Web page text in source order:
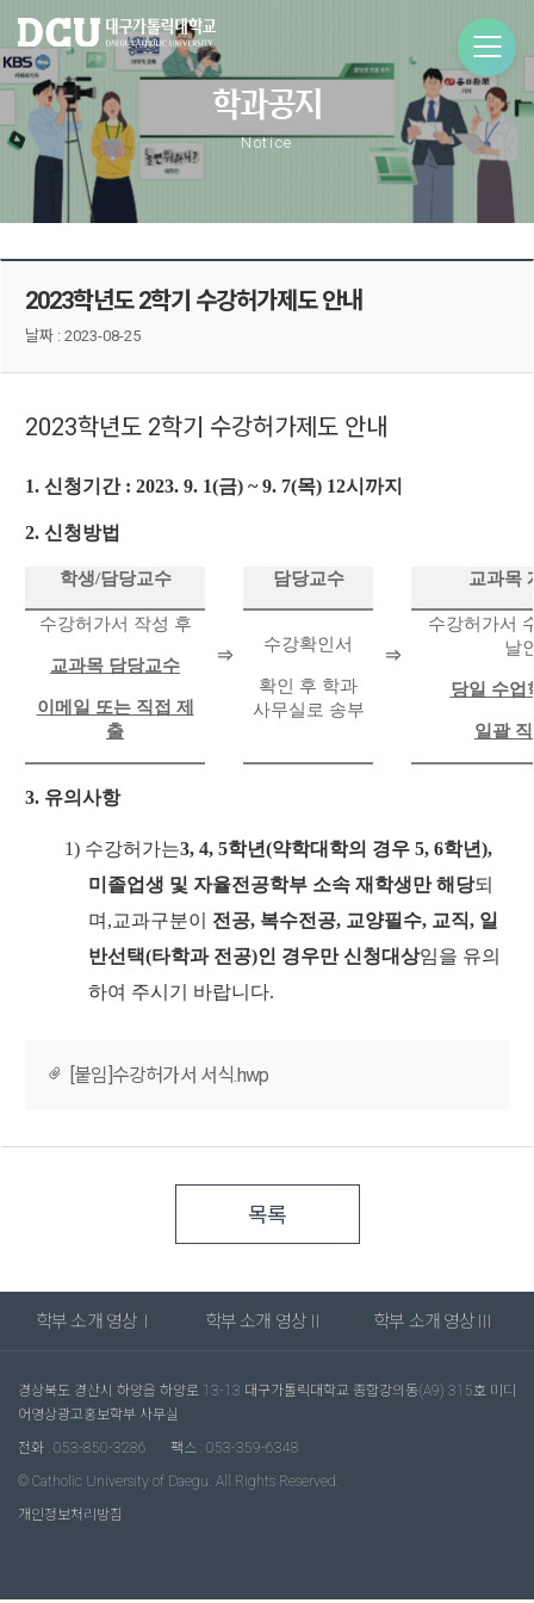
학과공지
Notice
2023학년도 2학기 수강허가제도 안내
날짜 : 2023-08-25
2023학년도 2학기 수강허가제도 안내
1. 신청기간 : 2023. 9. 1(금) ~ 9. 7(목) 12시까지
2. 신청방법
학생/담당교수
⇒
담당교수
⇒
교과목
수강허가서 작성 후
교과목 담당교수
이메일 또는 직접 제
출
수강확인서
확인 후 학과
사무실로 송부
수강허가서
날
당일 수업
일괄
3. 유의사항
1) 수강허가는3, 4, 5학년(약학대학의 경우5, 6학년),
미졸업생 및 자율전공학부 소속 재학생만 해당되
며 ,교과구분이 전공, 복수전공, 교양필수, 교직, 일
반선택(타학과 전공)인 경우만 신청대상임을 유의
하여 주시기 바랍니다.
[붙임]수강허가서 서식.hwp
목록
학부 소개 영상Ⅰ 학부 소개 영상Ⅱ 학부 소개 영상Ⅲ
경상북도 경산시 하양읍 하양로 13-13 대구가톨릭대학교 종합강의동(A9) 315호 미디
어영상광고홍보학부 사무실
전화 : 053-850-3286
팩스 : 053-359-6348
© Catholic University of Daegu. All Rights Reserved.
개인정보처리방침